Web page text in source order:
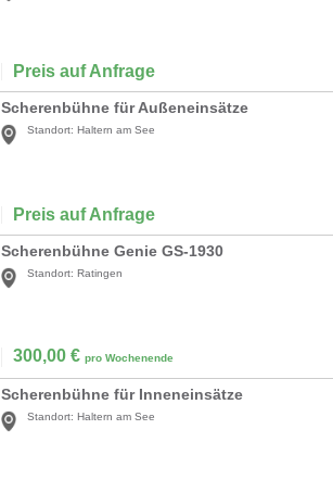
Preis auf Anfrage
Scherenbühne für Außeneinsätze
Standort: Haltern am See
Preis auf Anfrage
Scherenbühne Genie GS-1930
Standort: Ratingen
300,00 € pro Wochenende
Scherenbühne für Inneneinsätze
Standort: Haltern am See